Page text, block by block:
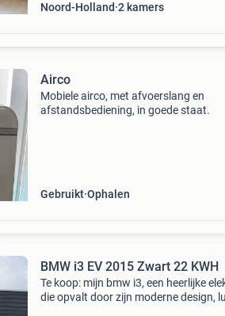
Noord-Holland 2 kamers
Airco
Mobiele airco, met afvoerslang en
afstandsbediening, in goede staat.
Gebruikt Ophalen
BMW i3 EV 2015 Zwart 22 KWH
Te koop: mijn bmw i3, een heerlijke
die opvalt door zijn moderne design,